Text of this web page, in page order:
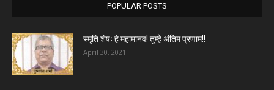
POPULAR POSTS
स्मृति शेषः हे महामानव! तुम्हे अंतिम प्रणाम!!
April 30, 2021